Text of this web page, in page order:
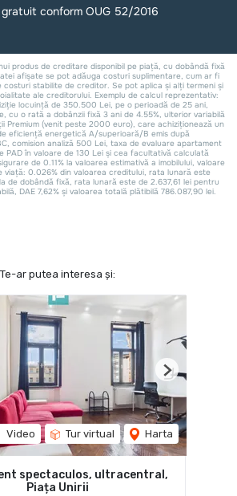
Te-ar putea interesa și:
Video Tur virtual Harta
Next
spectaculos, ultracentral,
Piața Unirii